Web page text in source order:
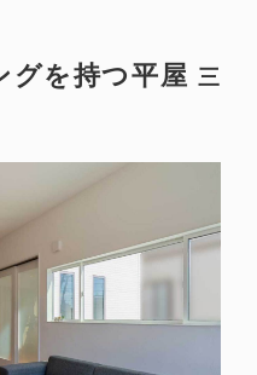
グを持つ平屋 三